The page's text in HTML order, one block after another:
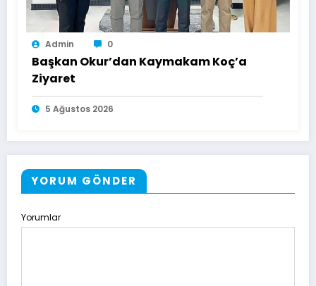
Admin 0
Başkan Okur’dan Kaymakam Koç’a
Ziyaret
5 Ağustos 2026
YORUM GÖNDER
Yorumlar